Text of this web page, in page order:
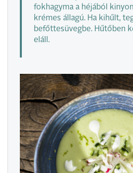
fokhagyma a héjából
krémes állagú. Ha kihűlt,
befőttesüvegbe. Hűtőben
eláll.